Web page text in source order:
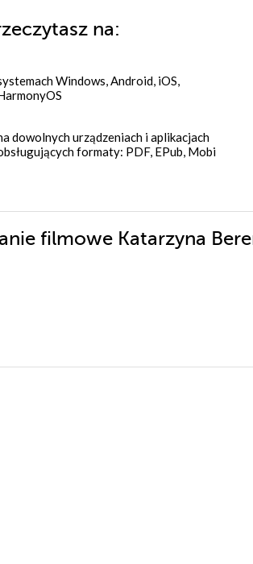
na:
Windows, Android, iOS,
dowolnych urządzeniach i aplikacjach
formaty: PDF, EPub, Mobi
filmowe Katarzyna